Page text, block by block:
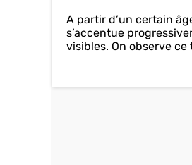
A partir d’un certain
s’accentue
visibles. On observe